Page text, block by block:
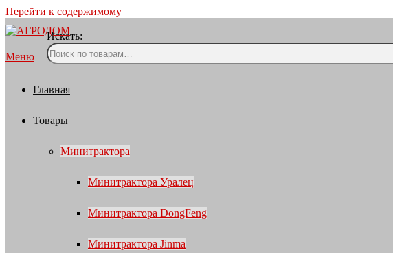
Перейти к содержимому
Искать:
Меню
Главная
Товары
Минитрактора
Минитрактора Уралец
Минитрактора DongFeng
Минитрактора Jinma